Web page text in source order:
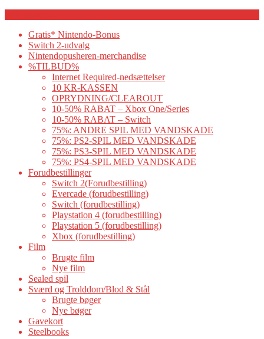
Gratis* Nintendo-Bonus
Switch 2-udvalg
Nintendopusheren-merchandise
%TILBUD%
Internet Required-nedsættelser
10 KR-KASSEN
OPRYDNING/CLEAROUT
10-50% RABAT – Xbox One/Series
10-50% RABAT – Switch
75%: ANDRE SPIL MED VANDSKADE
75%: PS2-SPIL MED VANDSKADE
75%: PS3-SPIL MED VANDSKADE
75%: PS4-SPIL MED VANDSKADE
Forudbestillinger
Switch 2(Forudbestilling)
Evercade (forudbestilling)
Switch (forudbestilling)
Playstation 4 (forudbestilling)
Playstation 5 (forudbestilling)
Xbox (forudbestilling)
Film
Brugte film
Nye film
Sealed spil
Sværd og Trolddom/Blod & Stål
Brugte bøger
Nye bøger
Gavekort
Steelbooks